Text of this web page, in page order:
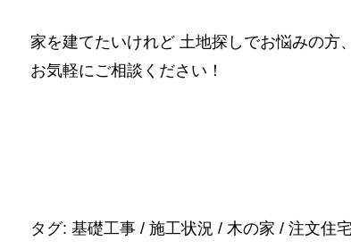
家を建てたいけれど 土地探しでお悩みの方
お気軽にご相談ください！
タグ: 基礎工事 / 施工状況 / 木の家 / 注文住宅